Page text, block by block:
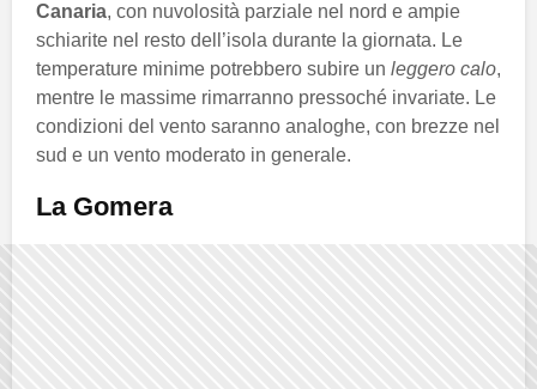
Canaria, con nuvolosità parziale nel nord e ampie
schiarite nel resto dell’isola durante la giornata. Le
temperature minime potrebbero subire un leggero calo,
mentre le massime rimarranno pressoché invariate. Le
condizioni del vento saranno analoghe, con brezze nel
sud e un vento moderato in generale.
La Gomera